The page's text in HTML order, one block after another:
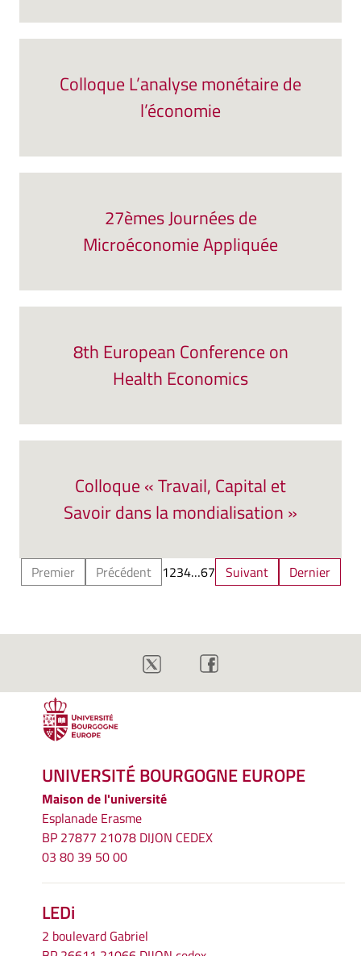
Colloque L’analyse monétaire de
l’économie
27èmes Journées de
Microéconomie Appliquée
8th European Conference on
Health Economics
Colloque « Travail, Capital et
Savoir dans la mondialisation »
Premier Précédent 1234…67 Suivant Dernier
UNIVERSITÉ BOURGOGNE EUROPE
Maison de l'université
Esplanade Erasme
BP 27877 21078 DIJON CEDEX
03 80 39 50 00
LEDi
2 boulevard Gabriel